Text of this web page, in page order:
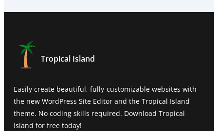
Tropical Island
Easily create beautiful, fully-customizable websites with
the new WordPress Site Editor and the Tropical Island
theme. No coding skills required. Download Tropical
Island for free today!